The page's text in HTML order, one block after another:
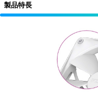
製品特長